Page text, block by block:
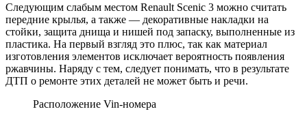
Следующим слабым местом Renault Scenic 3 можно считать
передние крылья, а также — декоративные накладки на
стойки, защита днища и нишей под запаску, выполненные из
пластика. На первый взгляд это плюс, так как материал
изготовления элементов исключает вероятность появления
ржавчины. Наряду с тем, следует понимать, что в результате
ДТП о ремонте этих деталей не может быть и речи.
Расположение Vin-номера